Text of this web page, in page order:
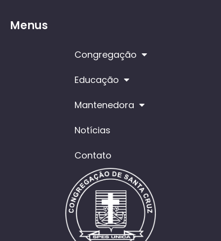
Menus
Congregação
Educação
Mantenedora
Notícias
Contato